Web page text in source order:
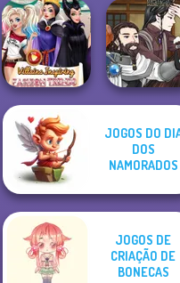
Villains Inspiring
Fashion Tre...
Manga
World Of
Fantasy...
JOGOS DO
DOS
NAMORADOS
JOGOS DE
CRIAÇÃO DE
BONECAS